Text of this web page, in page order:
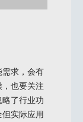
需求，会有
也要关注
了行业功
实际应用